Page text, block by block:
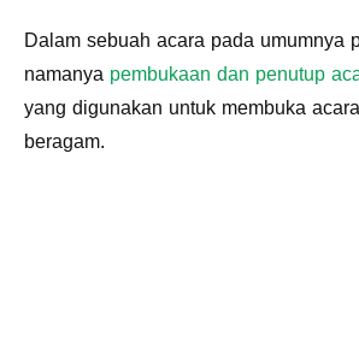
Dalam sebuah acara pada umumnya
namanya pembukaan dan penutup
yang digunakan untuk membuka
beragam.